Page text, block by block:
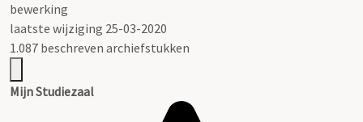
bewerking
laatste wijziging 25-03-2020
1.087 beschreven archiefstukken
Mijn Studiezaal